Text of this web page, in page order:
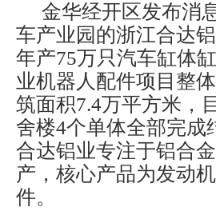
金华经开区发布消
车产业园的浙江合达
年产75万只汽车缸体
业机器人配件项目整
筑面积7.4万平方米，
舍楼4个单体全部完成
合达铝业专注于铝合
产，核心产品为发动
件。